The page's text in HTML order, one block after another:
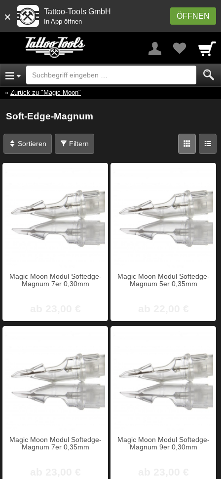
× ÖFFNEN
Tattoo-Tools GmbH
In App öffnen
Zurück zu "Magic Moon"
Soft-Edge-Magnum
Sortieren Filtern
Magic Moon Modul Softedge-
Magnum 7er 0,30mm
Magic Moon Modul Softedge-
Magnum 5er 0,35mm
Magic Moon Modul Softedge-
Magnum 7er 0,35mm
Magic Moon Modul Softedge-
Magnum 9er 0,30mm